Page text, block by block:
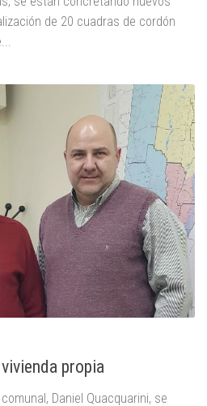
de 20 cuadras de cordón
propia
Daniel Quacquarini, se